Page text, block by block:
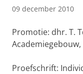
09 december 2010
Promotie: dhr. T.
Proefschrift: